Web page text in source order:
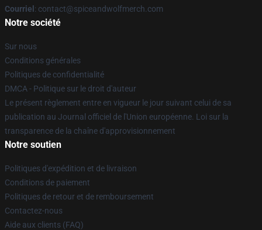
Courriel : contact@spiceandwolfmerch.com
Notre société
Sur nous
Conditions générales
Politiques de confidentialité
DMCA - Politique sur le droit d'auteur
Le présent règlement entre en vigueur le jour suivant celui de sa
publication au Journal officiel de l'Union européenne. Loi sur la
transparence de la chaîne d'approvisionnement
Notre soutien
Politiques d'expédition et de livraison
Conditions de paiement
Politiques de retour et de remboursement
Contactez-nous
Aide aux clients (FAQ)